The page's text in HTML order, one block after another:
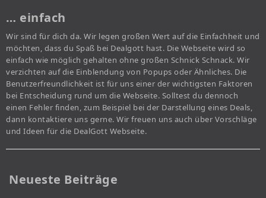
… einfach
Wir sind für dich da. Wir legen großen Wert auf die Einfachheit und
möchten, dass du Spaß bei Dealgott hast. Die Webseite wird so
einfach wie möglich gehalten ohne großen Schnick Schnack. Wir
verzichten auf die Einblendung von Popups oder Ähnliches. Die
Benutzerfreundlichkeit ist für uns einer der wichtigsten Faktoren
bei Entscheidung rund um die Webseite. Solltest du dennoch
einen Fehler finden, zum Beispiel bei der Darstellung eines Deals,
dann kontaktiere uns gerne. Wir freuen uns auch über Vorschläge
und Ideen für die DealGott Webseite.
Neueste Beiträge